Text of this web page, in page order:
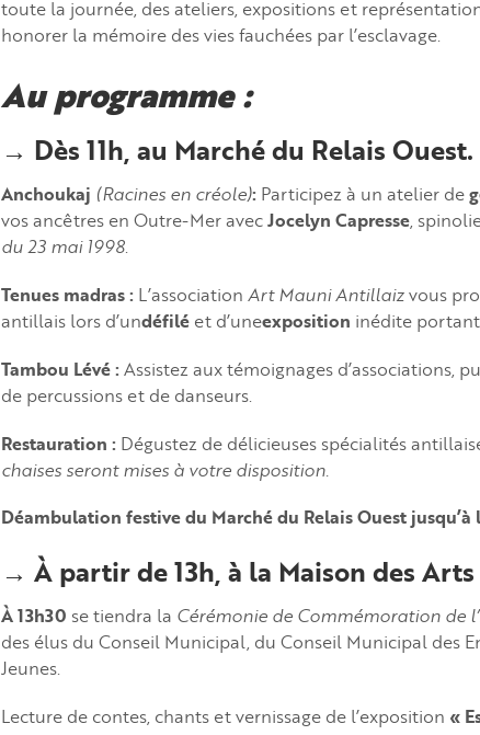
toute la journée, des ateliers, expositions et
honorer la mémoire des vies fauchées par l’esclavage.
Au programme :
→ Dès 11h, au Marché du Relais Ouest.
Anchoukaj (Racines en créole): Participez à un atelier de
vos ancêtres en Outre-Mer avecJocelyn Capresse,
du 23 mai 1998.
Tenues madras : L’association Art Mauni Antillaizvous
antillais lors d’undéfilé et d’uneexposition inédite
Tambou Lévé : Assistez aux témoignages d’associations,
de percussions et de danseurs.
Restauration : Dégustez de délicieuses spécialités
chaises seront mises à votre disposition.
Déambulation festive du Marché du Relais Ouest jusqu’à
→ À partir de 13h, à la Maison des
À 13h30 se tiendra la Cérémonie de Commémoration de
des élus du Conseil Municipal, du Conseil Municipal des
Jeunes.
Lecture de contes, chants et vernissage de l’exposition «